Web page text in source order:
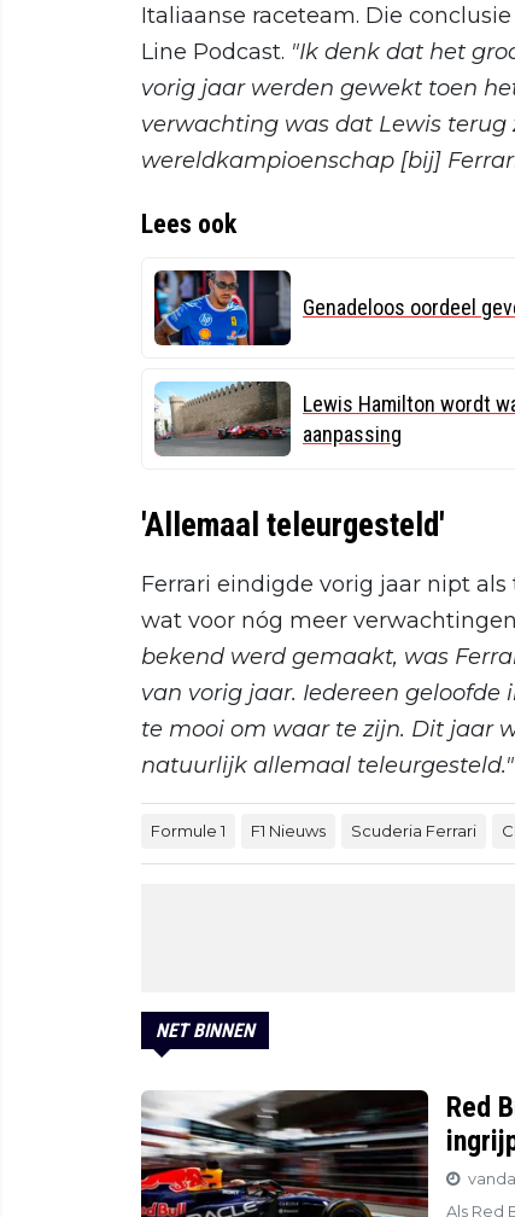
Italiaanse raceteam. Die
Line Podcast. "Ik denk dat het
vorig jaar werden gewekt toen
verwachting was dat Lewis
wereldkampioenschap [bij]
Lees ook
Genadeloos oordeel
Lewis Hamilton wordt
aanpassing
'Allemaal teleurgesteld'
Ferrari eindigde vorig jaar nipt
wat voor nóg meer
bekend werd gemaakt, was
van vorig jaar. Iedereen geloofde
te mooi om waar te zijn. Dit jaar
natuurlijk allemaal teleurgesteld."
Formule 1 F1 Nieuws Scuderia Ferrari
NET BINNEN
Red
Als Red